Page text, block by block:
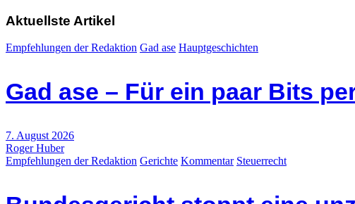
Aktuellste Artikel
Empfehlungen der Redaktion Gad ase Hauptgeschichten
Gad ase – Für ein paar Bits
7. August 2026
Roger Huber
Empfehlungen der Redaktion Gerichte Kommentar Steuerrecht